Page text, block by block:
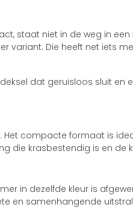
staat niet in de weg in
Die heeft net iets
dat geruisloos sluit
compacte formaat is
die krasbestendig is en de
in dezelfde kleur is
en samenhangende